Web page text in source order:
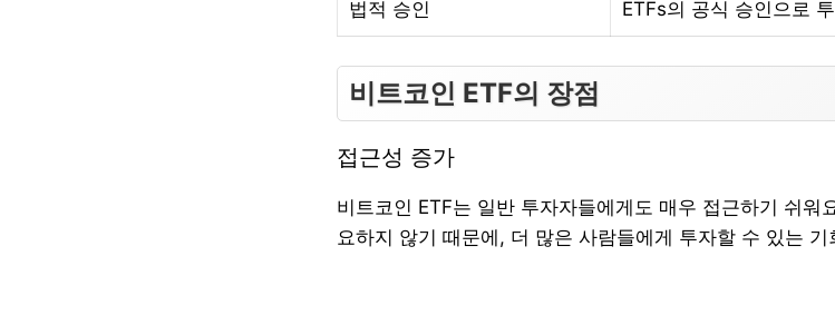
법적 승인 ETFs의 공식 승인으로
비트코인 ETF의 장점
접근성 증가
비트코인 ETF는 일반 투자자들에게도 매우 접근하기 쉬워
요하지 않기 때문에, 더 많은 사람들에게 투자할 수 있는 기